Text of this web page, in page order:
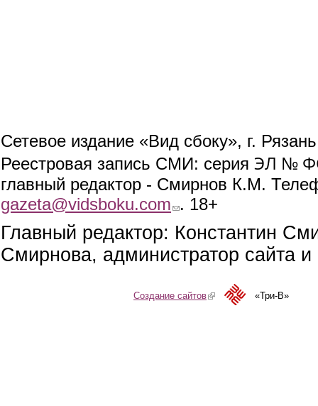
Сетевое издание «Вид сбоку», г.
Реестровая запись СМИ: серия ЭЛ №
главный редактор - Смирнов К.М.
gazeta@vidsboku.com (link sends e-mail)
. 18+
Главный редактор: Константин
Смирнова, администратор сайта
Создание сайтов(link is external)«Три-В»